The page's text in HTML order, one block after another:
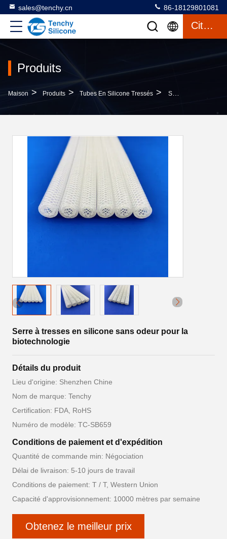
sales@tenchy.cn 86-18129801081
Citation
Produits
Maison > Produits > Tubes En Silicone Tressés > Serre À Tresses En Silicone Sans Odeur Pour La Biotechnologie
Serre à tresses en silicone sans odeur pour la
biotechnologie
Détails du produit
Lieu d'origine: Shenzhen Chine
Nom de marque: Tenchy
Certification: FDA, RoHS
Numéro de modèle: TC-SB659
Conditions de paiement et d'expédition
Quantité de commande min: Négociation
Délai de livraison: 5-10 jours de travail
Conditions de paiement: T / T, Western Union
Capacité d'approvisionnement: 10000 mètres par semaine
Obtenez le meilleur prix